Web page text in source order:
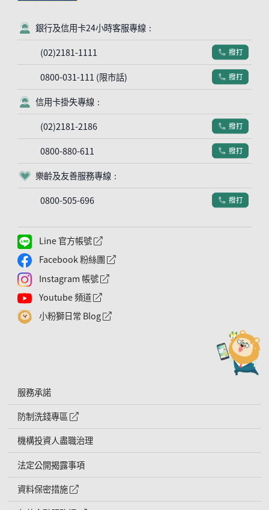
客服符號
銀行及信用卡24小時客服專線：
(02)2181-1111
電話符號
撥打
0800-031-111 (限市話) 電話符號
撥打
客服符號
信用卡掛失專線：
(02)2181-2186
電話符號
撥打
0800-880-611 電話符號
撥打
客服符號
樂齡及友善服務專線：
0800-505-696
電話符號
撥打
Line 官方帳號 外網連結符號
Facebook 粉絲團 外網連結符號
Instagram 帳號 外網連結符號
Youtube 頻道 外網連結符號
小粉獅日常 Blog 外網連結符號
服務承諾
防制洗錢專區
外網連結符號
機構投資人盡職治理
法定公開揭露事項
資料保密措施
外網連結符號